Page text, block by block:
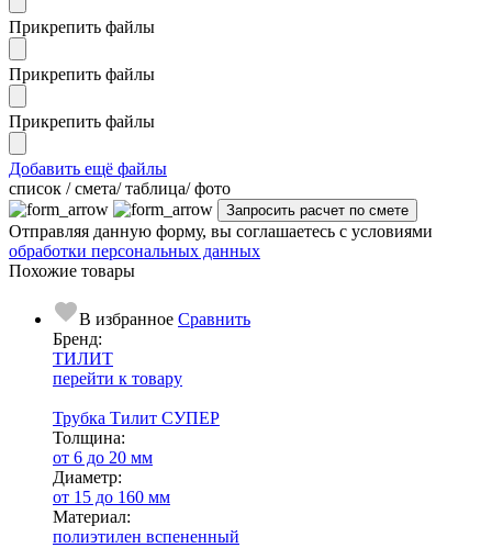
Прикрепить файлы
Прикрепить файлы
Прикрепить файлы
Добавить ещё файлы
cписок / смета/ таблица/ фото
Отправляя данную форму, вы соглашаетесь с условиями
обработки персональных данных
Похожие товары
В избранное Сравнить
Бренд:
ТИЛИТ
перейти к товару
Трубка Тилит СУПЕР
Тол­щи­на:
от 6 до 20 мм
Диаметр:
от 15 до 160 мм
Ма­­те­­ри­­ал:
полиэтилен вспененный